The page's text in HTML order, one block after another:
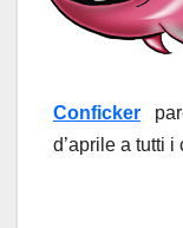
Conficker
d’aprile a tutti i